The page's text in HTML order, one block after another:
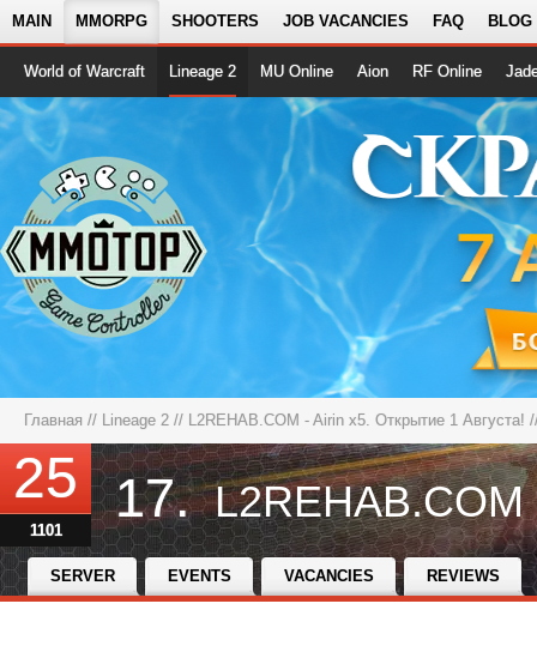
MAIN MMORPG SHOOTERS JOB VACANCIES FAQ BLOG
World of Warcraft Lineage 2 MU Online Aion RF Online
Главная // Lineage 2 // L2REHAB.COM - Airin x5. Открытие 1 Августа!
25
1101
17.
SERVER EVENTS VACANCIES REVIEWS